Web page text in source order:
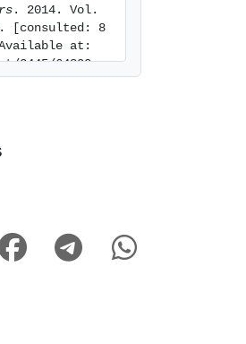
. 2014. Vol.
[consulted: 8
at:
2445/64890